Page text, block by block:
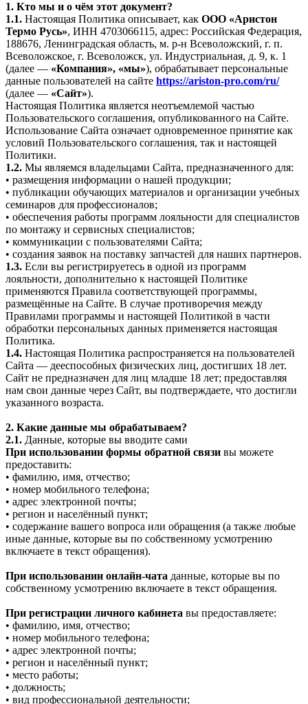
1. Кто мы и о чём этот документ?
1.1. Настоящая Политика описывает, как ООО «Аристон
Термо Русь», ИНН 4703066115, адрес: Российская Федерация,
188676, Ленинградская область, м. р-н Всеволожский, г. п.
Всеволожское, г. Всеволожск, ул. Индустриальная, д. 9, к. 1
(далее — «Компания», «мы»), обрабатывает персональные
данные пользователей на сайте https://ariston-pro.com/ru/
(далее — «Сайт»).
Настоящая Политика является неотъемлемой частью
Пользовательского соглашения, опубликованного на Сайте.
Использование Сайта означает одновременное принятие как
условий Пользовательского соглашения, так и настоящей
Политики.
1.2. Мы являемся владельцами Сайта, предназначенного для:
• размещения информации о нашей продукции;
• публикации обучающих материалов и организации учебных
семинаров для профессионалов;
• обеспечения работы программ лояльности для специалистов
по монтажу и сервисных специалистов;
• коммуникации с пользователями Сайта;
• создания заявок на поставку запчастей для наших партнеров.
1.3. Если вы регистрируетесь в одной из программ
лояльности, дополнительно к настоящей Политике
применяются Правила соответствующей программы,
размещённые на Сайте. В случае противоречия между
Правилами программы и настоящей Политикой в части
обработки персональных данных применяется настоящая
Политика.
1.4. Настоящая Политика распространяется на пользователей
Сайта — дееспособных физических лиц, достигших 18 лет.
Сайт не предназначен для лиц младше 18 лет; предоставляя
нам свои данные через Сайт, вы подтверждаете, что достигли
указанного возраста.
2. Какие данные мы обрабатываем?
2.1. Данные, которые вы вводите сами
При использовании формы обратной связи вы можете
предоставить:
• фамилию, имя, отчество;
• номер мобильного телефона;
• адрес электронной почты;
• регион и населённый пункт;
• содержание вашего вопроса или обращения (а также любые
иные данные, которые вы по собственному усмотрению
включаете в текст обращения).
При использовании онлайн-чата данные, которые вы по
собственному усмотрению включаете в текст обращения.
При регистрации личного кабинета вы предоставляете:
• фамилию, имя, отчество;
• номер мобильного телефона;
• адрес электронной почты;
• регион и населённый пункт;
• место работы;
• должность;
• вид профессиональной деятельности;